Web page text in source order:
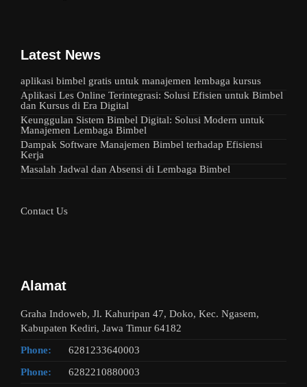
Latest News
aplikasi bimbel gratis untuk manajemen lembaga kursus
Aplikasi Les Online Terintegrasi: Solusi Efisien untuk Bimbel
dan Kursus di Era Digital
Keunggulan Sistem Bimbel Digital: Solusi Modern untuk
Manajemen Lembaga Bimbel
Dampak Software Manajemen Bimbel terhadap Efisiensi
Kerja
Masalah Jadwal dan Absensi di Lembaga Bimbel
Contact Us
Alamat
Graha Indoweb, Jl. Kahuripan 47, Doko, Kec. Ngasem,
Kabupaten Kediri, Jawa Timur 64182
Phone:
6281233640003
Phone:
6282210880003